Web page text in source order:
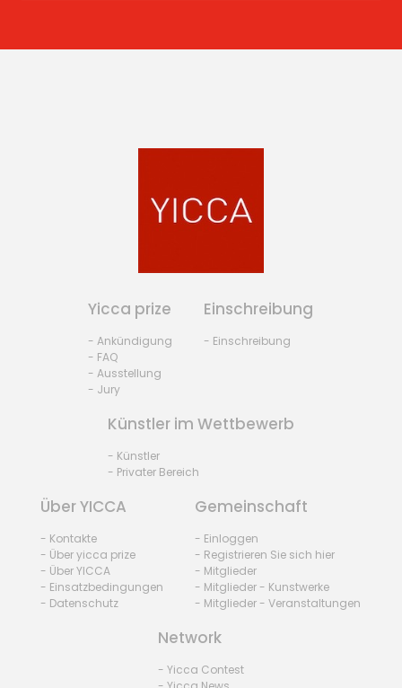
Yicca prize
- Ankündigung
- FAQ
- Ausstellung
- Jury
Einschreibung
- Einschreibung
Künstler im Wettbewerb
- Künstler
- Privater Bereich
Über YICCA
- Kontakte
- Über yicca prize
- Über YICCA
- Einsatzbedingungen
- Datenschutz
Gemeinschaft
- Einloggen
- Registrieren Sie sich hier
- Mitglieder
- Mitglieder - Kunstwerke
- Mitglieder - Veranstaltungen
Network
- Yicca Contest